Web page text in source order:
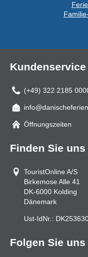
Kundenservice
(+49) 322 2185
Mail
Öffnungszeiten
Finden Sie uns
TouristOnline A/S
Birkemose Alle 41
DK-6000 Kolding
Dänemark
Ust-IdNr.:
Folgen Sie uns